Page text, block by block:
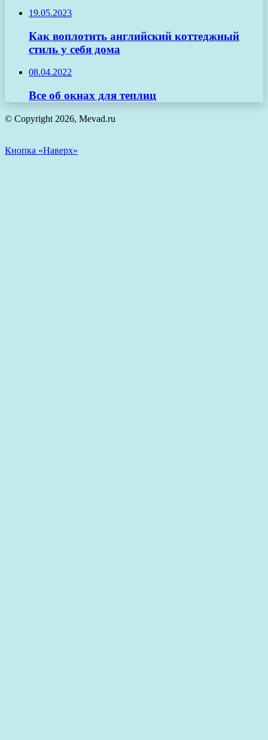
19.05.2023
Как воплотить английский коттеджный
стиль у себя дома
08.04.2022
Все об окнах для теплиц
© Copyright 2026, Mevad.ru
Кнопка «Наверх»